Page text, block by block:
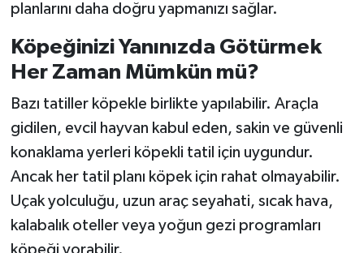
planlarını daha doğru yapmanızı sağlar.
Köpeğinizi Yanınızda Götürmek
Her Zaman Mümkün mü?
Bazı tatiller köpekle birlikte yapılabilir. Araçla
gidilen, evcil hayvan kabul eden, sakin ve güvenli
konaklama yerleri köpekli tatil için uygundur.
Ancak her tatil planı köpek için rahat olmayabilir.
Uçak yolculuğu, uzun araç seyahati, sıcak hava,
kalabalık oteller veya yoğun gezi programları